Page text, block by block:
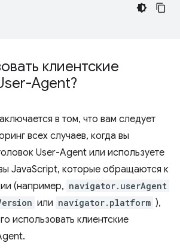
клиентские
Agent?
в том, что вам следует
всех случаев, когда вы
User-Agent или используете
JavaScript, которые обращаются к
(например, navigator.userAgent
или navigator.platform ),
использовать клиентские